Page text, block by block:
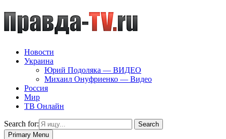
Новости
Украина
Юрий Подоляка — ВИДЕО
Михаил Онуфриенко — Видео
Россия
Мир
ТВ Онлайн
Search for:
Search
Primary Menu